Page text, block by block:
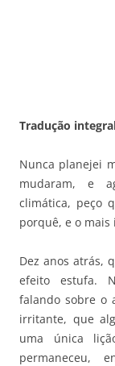
Tradução
Nunca planejei
mudaram, e
climática, peço
porquê, e o
Dez anos atrás,
efeito estufa.
falando sobre o
irritante, que
uma única
permaneceu,